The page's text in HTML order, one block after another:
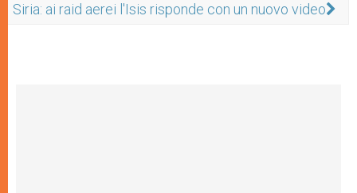
Siria: ai raid aerei l'Isis risponde con un nuovo video